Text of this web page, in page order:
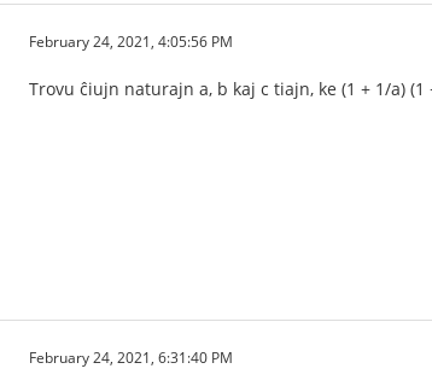
February 24, 2021, 4:05:56 PM
Trovu ĉiujn naturajn a, b kaj c tiajn, ke (1 + 1/a) (1
February 24, 2021, 6:31:40 PM